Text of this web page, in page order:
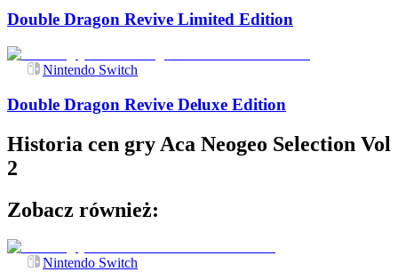
Double Dragon Revive Limited Edition
Nintendo Switch
Double Dragon Revive Deluxe Edition
Historia cen gry Aca Neogeo Selection Vol
2
Zobacz również:
Nintendo Switch